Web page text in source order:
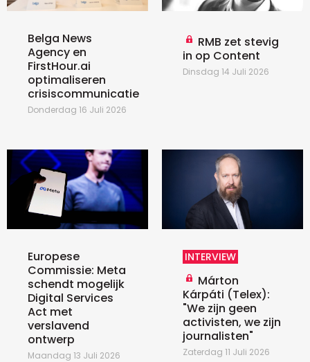
Belga News
Agency en
FirstHour.ai
optimaliseren
crisiscommunicatie
Donderdag 16 Juli 2026
RMB zet stevig
in op Content
Dinsdag 14 Juli 2026
Europese
Commissie: Meta
schendt mogelijk
Digital Services
Act met
verslavend
ontwerp
Maandag 13 Juli 2026
INTERVIEW
Márton
Kárpáti (Telex):
"We zijn geen
activisten, we zijn
journalisten"
Zaterdag 11 Juli 2026